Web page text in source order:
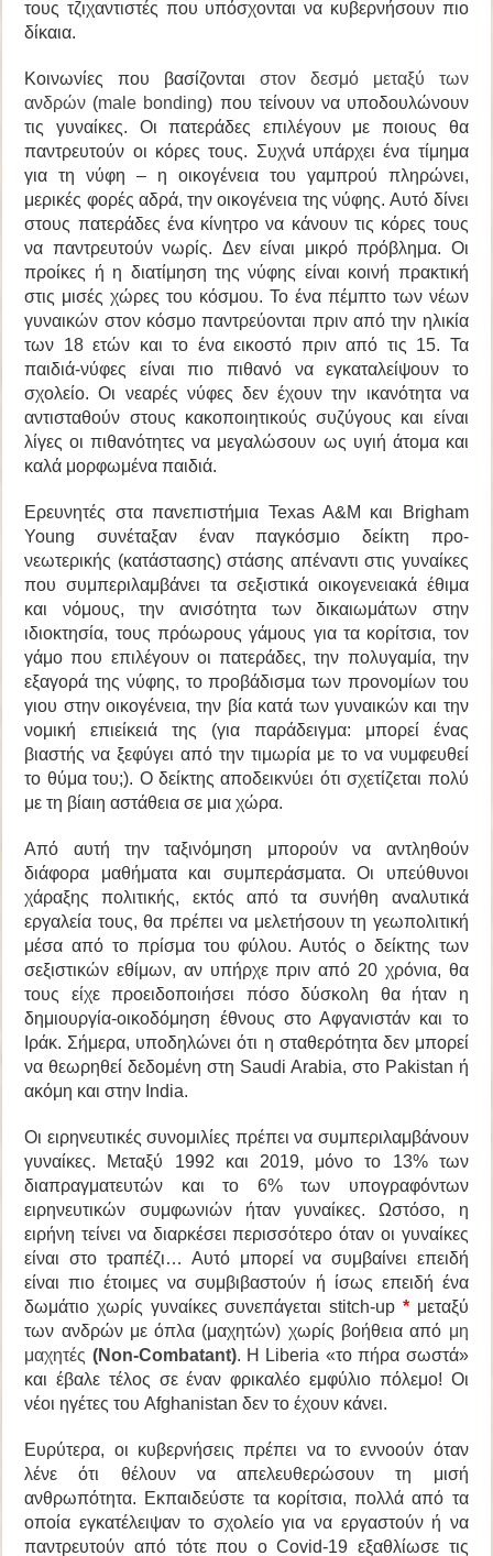
τους τζιχαντιστές που υπόσχονται να κυβερνήσουν πιο
δίκαια.
Κοινωνίες που βασίζονται στον δεσμό μεταξύ των
ανδρών (male bonding) που τείνουν να υποδουλώνουν
τις γυναίκες. Οι πατεράδες επιλέγουν με ποιους θα
παντρευτούν οι κόρες τους. Συχνά υπάρχει ένα τίμημα
για τη νύφη – η οικογένεια του γαμπρού πληρώνει,
μερικές φορές αδρά, την οικογένεια της νύφης. Αυτό δίνει
στους πατεράδες ένα κίνητρο να κάνουν τις κόρες τους
να παντρευτούν νωρίς. Δεν είναι μικρό πρόβλημα. Οι
προίκες ή η διατίμηση της νύφης είναι κοινή πρακτική
στις μισές χώρες του κόσμου. Το ένα πέμπτο των νέων
γυναικών στον κόσμο παντρεύονται πριν από την ηλικία
των 18 ετών και το ένα εικοστό πριν από τις 15. Τα
παιδιά-νύφες είναι πιο πιθανό να εγκαταλείψουν το
σχολείο. Οι νεαρές νύφες δεν έχουν την ικανότητα να
αντισταθούν στους κακοποιητικούς συζύγους και είναι
λίγες οι πιθανότητες να μεγαλώσουν ως υγιή άτομα και
καλά μορφωμένα παιδιά.
Ερευνητές στα πανεπιστήμια Texas A&M
και Brigham
Young συνέταξαν έναν παγκόσμιο δείκτη προ-
νεωτερικής (κατάστασης) στάσης απέναντι στις γυναίκες
που συμπεριλαμβάνει τα σεξιστικά οικογενειακά έθιμα
και νόμους, την ανισότητα των δικαιωμάτων στην
ιδιοκτησία, τους πρόωρους γάμους για τα κορίτσια, τον
γάμο που επιλέγουν οι πατεράδες, την πολυγαμία, την
εξαγορά της νύφης, το προβάδισμα των προνομίων του
γιου στην οικογένεια, την βία κατά των γυναικών και την
νομική επιείκειά της (για παράδειγμα: μπορεί ένας
βιαστής να ξεφύγει από την τιμωρία με το να νυμφευθεί
το θύμα του;). Ο δείκτης αποδεικνύει ότι σχετίζεται πολύ
με τη βίαιη αστάθεια σε μια χώρα.
Από αυτή την ταξινόμηση μπορούν να αντληθούν
διάφορα μαθήματα και συμπεράσματα. Οι υπεύθυνοι
χάραξης πολιτικής, εκτός από τα συνήθη αναλυτικά
εργαλεία τους, θα πρέπει να μελετήσουν τη γεωπολιτική
μέσα από το πρίσμα του φύλου. Αυτός ο δείκτης των
σεξιστικών εθίμων, αν υπήρχε πριν από 20 χρόνια, θα
τους είχε προειδοποιήσει πόσο δύσκολη θα ήταν η
δημιουργία-οικοδόμηση έθνους στο Αφγανιστάν και το
Ιράκ. Σήμερα, υποδηλώνει ότι η σταθερότητα δεν μπορεί
να θεωρηθεί δεδομένη στη Saudi Arabia, στο Pakistan ή
ακόμη και στην India.
Οι ειρηνευτικές συνομιλίες πρέπει να συμπεριλαμβάνουν
γυναίκες. Μεταξύ 1992 και 2019, μόνο το 13% των
διαπραγματευτών και το 6% των υπογραφόντων
ειρηνευτικών συμφωνιών ήταν γυναίκες. Ωστόσο, η
ειρήνη τείνει να διαρκέσει περισσότερο όταν οι γυναίκες
είναι στο τραπέζι… Αυτό μπορεί να συμβαίνει επειδή
είναι πιο έτοιμες να συμβιβαστούν ή ίσως επειδή ένα
δωμάτιο χωρίς γυναίκες συνεπάγεται stitch-up * μεταξύ
των ανδρών με όπλα (μαχητών) χωρίς βοήθεια από μη
μαχητές (Non-Combatant). Η Liberia «το πήρα σωστά»
και έβαλε τέλος σε έναν φρικαλέο εμφύλιο πόλεμο! Οι
νέοι ηγέτες του Afghanistan δεν το έχουν κάνει.
Ευρύτερα, οι κυβερνήσεις πρέπει να το εννοούν όταν
λένε ότι θέλουν να απελευθερώσουν τη μισή
ανθρωπότητα. Εκπαιδεύστε τα κορίτσια, πολλά από τα
οποία εγκατέλειψαν το σχολείο για να εργαστούν ή να
παντρευτούν από τότε που ο Covid-19 εξαθλίωσε τις